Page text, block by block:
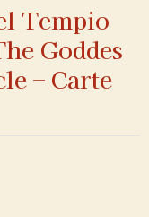
Tempio
Goddes
– Carte